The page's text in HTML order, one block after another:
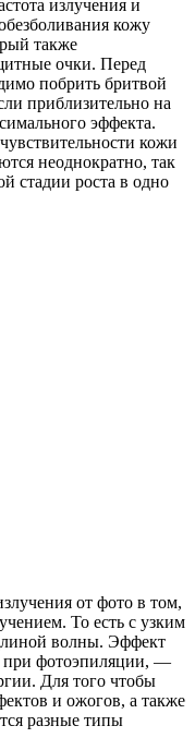
излучения и
кожу
также
очки. Перед
побрить бритвой
приблизительно на
эффекта.
кожи
неоднократно, так
стадии роста в одно
от фото в том,
То есть с узким
волны. Эффект
при фотоэпиляции, —
Для того чтобы
и ожогов, а также
разные типы